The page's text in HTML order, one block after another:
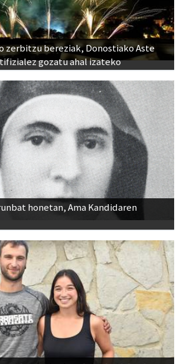
zerbitzu bereziak, Donostiako Aste
gozatu ahal izateko
honetan, Ama Kandidaren